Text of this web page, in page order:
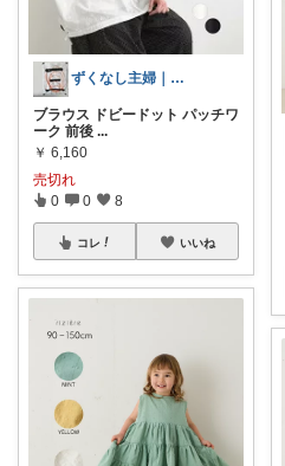
ずくなし主婦｜皆さま購入感謝です。
ブラウス ドビードット パッチワ
ーク 前後 ...
￥ 6,160
売切れ
0 0 8
コレ いいね